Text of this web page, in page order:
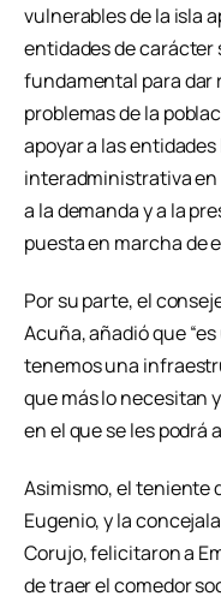
vulnerables de la isla
entidades de carácter
fundamental para dar
problemas de la
apoyar a las
interadministrativa en
a la demanda y a la
puesta en marcha de
Por su parte, el
Acuña, añadió que
tenemos una
que más lo necesitan
en el que se les podrá
Asimismo, el teniente
Eugenio, y la
Corujo, felicitaron a
de traer el comedor